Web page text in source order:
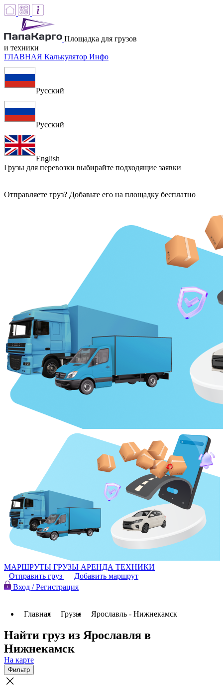
Площадка для грузов
и техники
ГЛАВНАЯ Калькулятор Инфо
Русский
Русский
English
Грузы для перевозки выбирайте подходящие заявки
Отправляете груз? Добавьте его на площадку бесплатно
МАРШРУТЫ ГРУЗЫ АРЕНДА ТЕХНИКИ
Отправить груз
Добавить маршрут
Вход / Регистрация
Главная Грузы Ярославль - Нижнекамск
Найти груз из Ярославля в
Нижнекамск
На карте
Фильтр